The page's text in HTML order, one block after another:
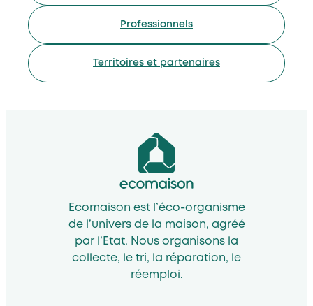
Professionnels
Territoires et partenaires
Ecomaison est l’éco-organisme
de l’univers de la maison, agréé
par l’Etat. Nous organisons la
collecte, le tri, la réparation, le
réemploi.